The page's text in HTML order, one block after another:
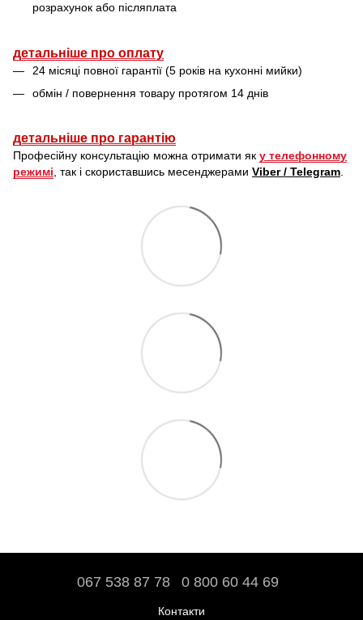
розрахунок або післяплата
детальніше про оплату
24 місяці повної гарантії (5 років на кухонні мийки)
обмін / повернення товару протягом 14 днів
детальніше про гарантію
Професійну консультацію можна отримати як у телефонному
режимі, так і скориставшись месенджерами Viber / Telegram.
067 538 87 78 0 800 60 44 69
Контакти